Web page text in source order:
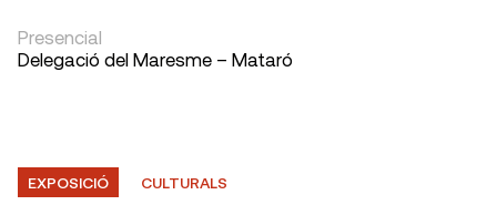
Presencial
Delegació del Maresme – Mataró
EXPOSICIÓ CULTURALS